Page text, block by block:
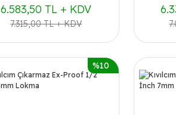
6.583,50 TL + KDV
7.315,00 TL + KDV
%10